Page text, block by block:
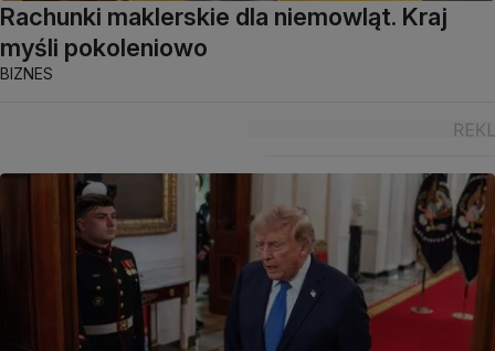
Rachunki maklerskie dla niemowląt. Kraj
myśli pokoleniowo
BIZNES